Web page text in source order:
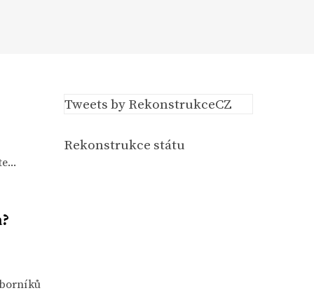
Tweets by RekonstrukceCZ
Rekonstrukce státu